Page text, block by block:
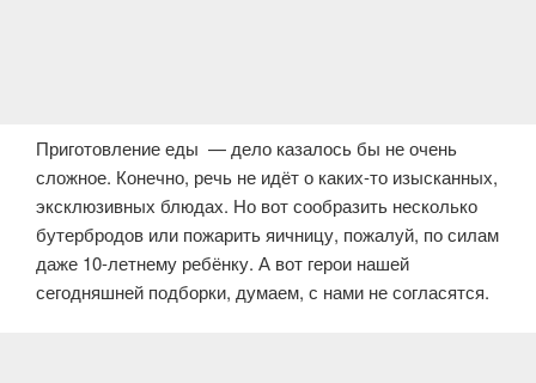
Приготовление еды — дело казалось бы не очень
сложное. Конечно, речь не идёт о каких-то изысканных,
эксклюзивных блюдах. Но вот сообразить несколько
бутербродов или пожарить яичницу, пожалуй, по силам
даже 10-летнему ребёнку. А вот герои нашей
сегодняшней подборки, думаем, с нами не согласятся.